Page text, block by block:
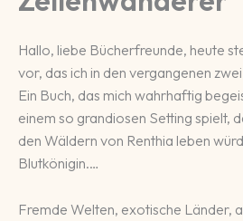
Hallo, liebe Bücher­freun­de, heute
vor, das ich in den ver­gan­ge­nen
Ein Buch, das mich wahr­haf­tig
ei­nem so gran­dio­sen Setting spielt,
den Wäl­dern von Ren­thia le­ben
Blut­königin.…
Fremde Welten, exo­ti­sche Län­der,